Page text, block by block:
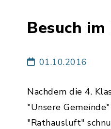
Besuch im
01.10.2016
Nachdem die 4.
"Unsere
"Rathausluft"